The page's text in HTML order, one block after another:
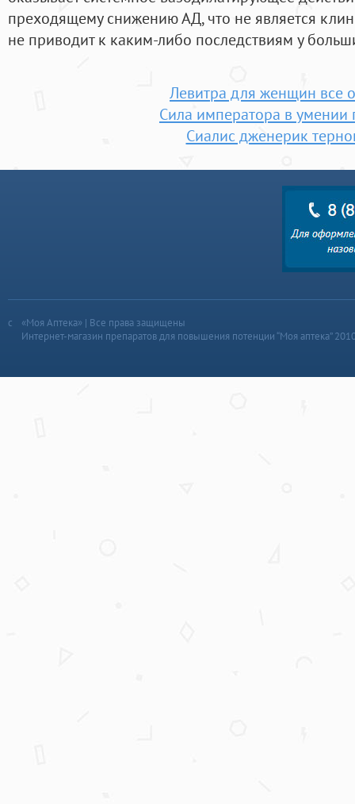
преходящему снижению АД, что не является
не приводит к каким-либо последствиям у
Левитра для женщин все
Сила императора в умении
Сиалис дженерик
«Моя Аптека» | Все права защищены
Интернет-магазин препаратов для повышения потенции “Моя аптека”